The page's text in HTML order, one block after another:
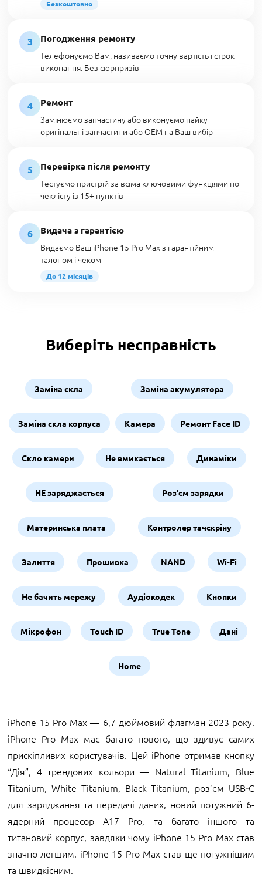
Безкоштовно
3
Погодження ремонту
Телефонуємо Вам, називаємо точну вартість і строк
виконання. Без сюрпризів
4
Ремонт
Замінюємо запчастину або виконуємо пайку —
оригінальні запчастини або OEM на Ваш вибір
5
Перевірка після ремонту
Тестуємо пристрій за всіма ключовими функціями по
чеклісту із 15+ пунктів
6
Видача з гарантією
Видаємо Ваш iPhone 15 Pro Max з гарантійним
талоном і чеком
До 12 місяців
Виберіть несправність
Заміна скла Заміна акумулятора
Заміна скла корпуса Камера Ремонт Face ID
Скло камери Не вмикається Динаміки
НЕ заряджається Роз'єм зарядки
Материнська плата Контролер тачскріну
Залиття Прошивка NAND Wi-Fi
Не бачить мережу Аудіокодек Кнопки
Мікрофон Touch ID True Tone Дані
Home
iPhone 15 Pro Max — 6,7 дюймовий флагман 2023 року.
iPhone Pro Max має багато нового, що здивує самих
прискіпливих користувачів. Цей iPhone отримав кнопку
“Дія”, 4 трендових кольори — Natural Titanium, Blue
Titanium, White Titanium, Black Titanium, роз’єм USB‑C
для заряджання та передачі даних, новий потужний 6-
ядерний процесор A17 Pro, та багато іншого та
титановий корпус, завдяки чому iPhone 15 Pro Max став
значно легшим. iPhone 15 Pro Max став ще потужнішим
та швидкісним.